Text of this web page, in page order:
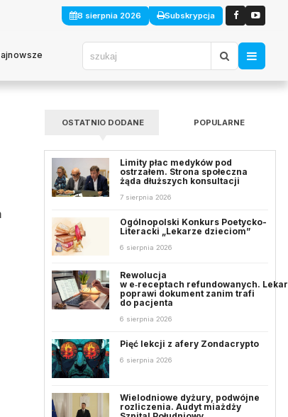
8 sierpnia 2026 Subskrypcja
OSTATNIO DODANE POPULARNE
Limity płac medyków pod
ostrzałem. Strona społeczna
żąda dłuższych konsultacji
7 sierpnia 2026
Ogólnopolski Konkurs Poetycko-
Literacki „Lekarze dzieciom”
6 sierpnia 2026
Rewolucja
w e‑receptach refundowanych.
poprawi dokument zanim trafi
do pacjenta
6 sierpnia 2026
Pięć lekcji z afery Zondacrypto
6 sierpnia 2026
Wielodniowe dyżury, podwójne
rozliczenia. Audyt miażdży